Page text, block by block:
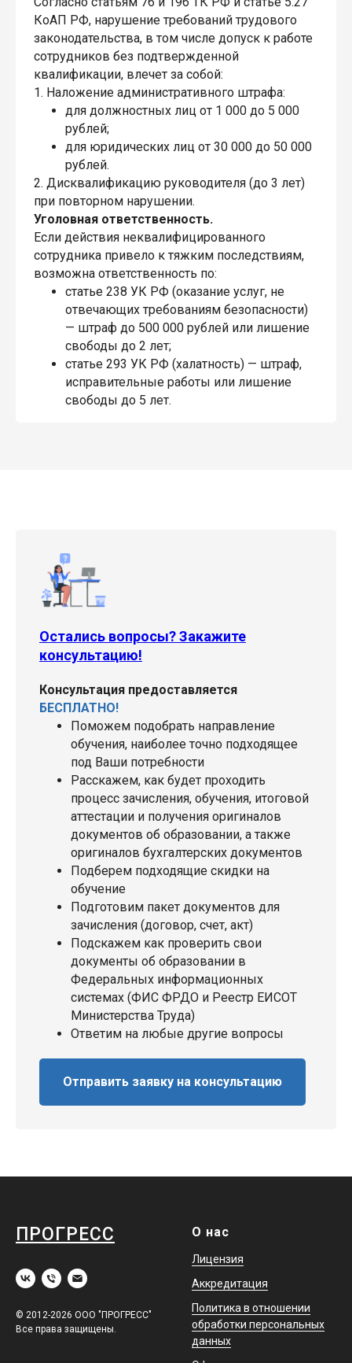
КоАП РФ, нарушение требований трудового
законодательства, в том числе допуск к работе
сотрудников без подтвержденной
квалификации, влечет за собой:
1. Наложение административного штрафа:
для должностных лиц от 1 000 до 5 000
рублей;
для юридических лиц от 30 000 до 50 000
рублей.
2. Дисквалификацию руководителя (до 3 лет)
при повторном нарушении.
Уголовная ответственность.
Если действия неквалифицированного
сотрудника привело к тяжким последствиям,
возможна ответственность по:
статье 238 УК РФ (оказание услуг, не
отвечающих требованиям безопасности)
— штраф до 500 000 рублей или лишение
свободы до 2 лет;
статье 293 УК РФ (халатность) — штраф,
исправительные работы или лишение
свободы до 5 лет.
Остались вопросы? Закажите
консультацию!
Консультация предоставляется
БЕСПЛАТНО!
Поможем подобрать направление
обучения, наиболее точно подходящее
под Ваши потребности
Расскажем, как будет проходить
процесс зачисления, обучения, итоговой
аттестации и получения оригиналов
документов об образовании, а также
оригиналов бухгалтерских документов
Подберем подходящие скидки на
обучение
Подготовим пакет документов для
зачисления (договор, счет, акт)
Подскажем как проверить свои
документы об образовании в
Федеральных информационных
системах (ФИС ФРДО и Реестр ЕИСОТ
Министерства Труда)
Ответим на любые другие вопросы
Отправить заявку на консультацию
ПРОГРЕСС
© 2012-2026 ООО "ПРОГРЕСС"
Все права защищены.
О нас
Лицензия
Аккредитация
Политика в отношении
обработки персональных
данных